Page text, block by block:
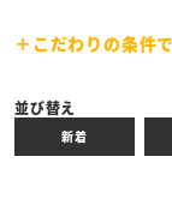
こだわりの条件
並び替え
新着